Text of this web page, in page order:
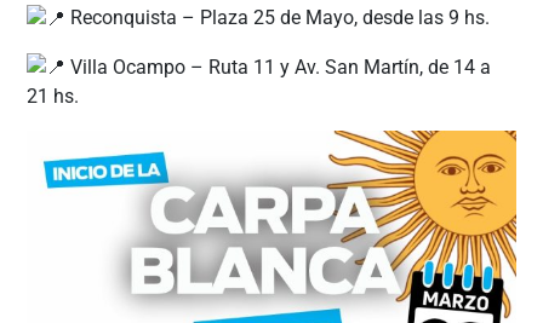
Reconquista – Plaza 25 de Mayo, desde las 9 hs.
Villa Ocampo – Ruta 11 y Av. San Martín, de 14 a
21 hs.